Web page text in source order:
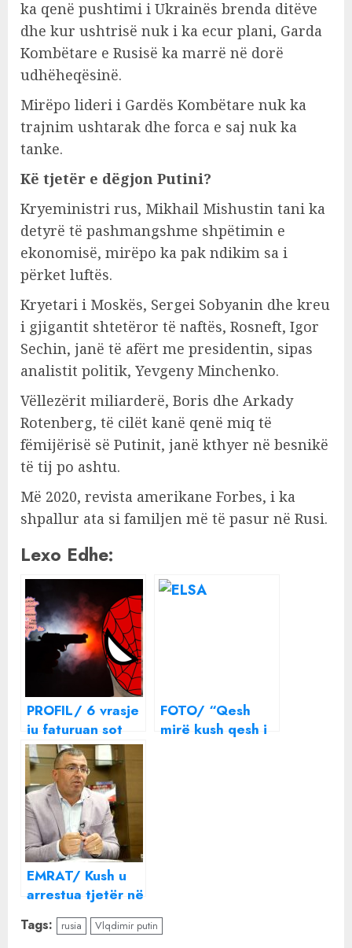
ka qenë pushtimi i Ukrainës brenda ditëve
dhe kur ushtrisë nuk i ka ecur plani, Garda
Kombëtare e Rusisë ka marrë në dorë
udhëheqësinë.
Mirëpo lideri i Gardës Kombëtare nuk ka
trajnim ushtarak dhe forca e saj nuk ka
tanke.
Kë tjetër e dëgjon Putini?
Kryeministri rus, Mikhail Mishustin tani ka
detyrë të pashmangshme shpëtimin e
ekonomisë, mirëpo ka pak ndikim sa i
përket luftës.
Kryetari i Moskës, Sergei Sobyanin dhe kreu
i gjigantit shtetëror të naftës, Rosneft, Igor
Sechin, janë të afërt me presidentin, sipas
analistit politik, Yevgeny Minchenko.
Vëllezërit miliarderë, Boris dhe Arkady
Rotenberg, të cilët kanë qenë miq të
fëmijërisë së Putinit, janë kthyer në besnikë
të tij po ashtu.
Më 2020, revista amerikane Forbes, i ka
shpallur ata si familjen më të pasur në Rusi.
Lexo Edhe:
PROFIL/ 6 vrasje
iu faturuan sot
mbi shpinë, kush
është Laert
Haxhia, koka e
grupit ‘Kurrë mos
harro’?
FOTO/ “Qesh
mirë kush qesh i
EMRAT/ Kush u
arrestua tjetër në
Bashkinë e
Bulqizës krahas
Tags: rusia Vlqdimir putin